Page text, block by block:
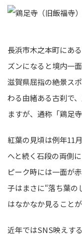
長浜市木之本町にあ
ズンになると境内一
滋賀県屈指の絶景ス
わる由緒ある古刹で
ますが、通称「鶏足
紅葉の見頃は例年11
へと続く石段の両側
ピーク時には一面が
子はまさに“落ち葉の
はなかなか見ること
近年ではSNS映えす